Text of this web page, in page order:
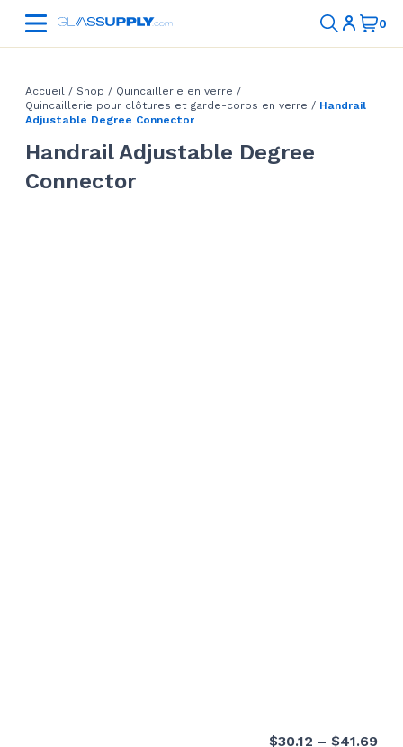
Accueil / Shop / Quincaillerie en verre /
Quincaillerie pour clôtures et garde-corps en verre / Handrail
Adjustable Degree Connector
Handrail Adjustable Degree
Connector
$30.12 – $41.69